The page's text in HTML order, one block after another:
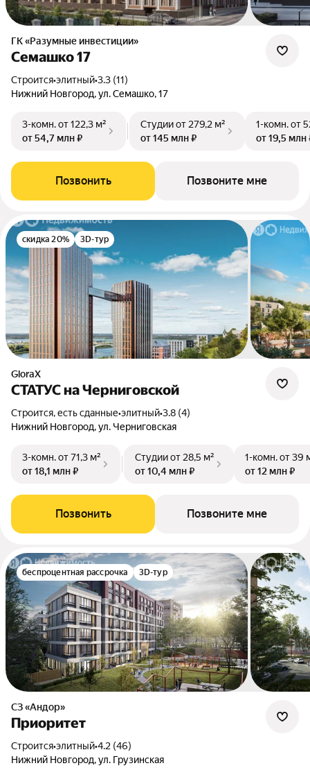
ГК «Разумные инвестиции»
Семашко 17
Строится•элитный•3.3 (11)
Нижний Новгород, ул. Семашко, 17
3-комн.от 122,3 м²
от 54,7 млн ₽
Студииот 279,2 м²
от 145 млн ₽
1-комн.от
от 19,5 млн
Позвонить Позвоните мне
скидка 20% 3D-тур
GloraX
СТАТУС на Черниговской
Строится, есть сданные•элитный•3.8 (4)
Нижний Новгород, ул. Черниговская
3-комн.от 71,3 м²
от 18,1 млн ₽
Студииот 28,5 м²
от 10,4 млн ₽
1-комн.от 39
от 12 млн ₽
Позвонить Позвоните мне
беспроцентная рассрочка 3D-тур
СЗ «Андор»
Приоритет
Строится•элитный•4.2 (46)
Нижний Новгород, ул. Грузинская